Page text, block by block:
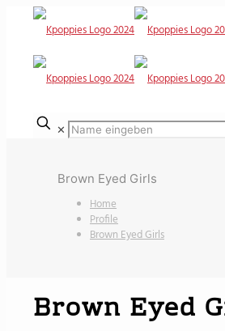
✕
Brown Eyed Girls
Home
Profile
Brown Eyed Girls
Brown Eyed